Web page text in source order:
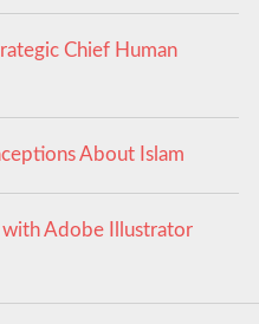
Chief Human
About Islam
with Adobe Illustrator